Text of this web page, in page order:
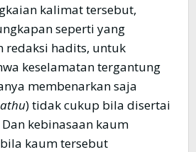
kalimat tersebut,
seperti yang
redaksi hadits, untuk
keselamatan tergantung
membenarkan saja
) tidak cukup bila disertai
kebinasaan kaum
kaum tersebut